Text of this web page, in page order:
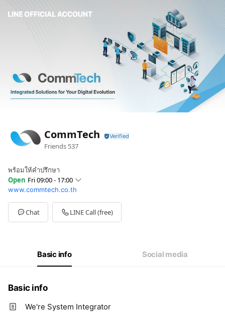
CommTech
Friends 537
พร้อมให้คำปรึกษา
Open Fri 09:00 - 17:00
SunClosed
Mon09:00 - 17:00
Tue09:00 - 17:00
Wed09:00 - 17:00
ติดต่อมาได้ตลอดเลยนะคะ
www.commtech.co.th
Chat LINE Call (free)
Basic info Social media
Basic info
We're System Integrator